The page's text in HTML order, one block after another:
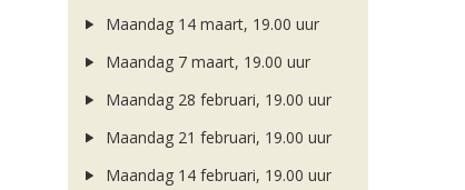
Maandag 14 maart, 19.00 uur
Maandag 7 maart, 19.00 uur
Maandag 28 februari, 19.00 uur
Maandag 21 februari, 19.00 uur
Maandag 14 februari, 19.00 uur